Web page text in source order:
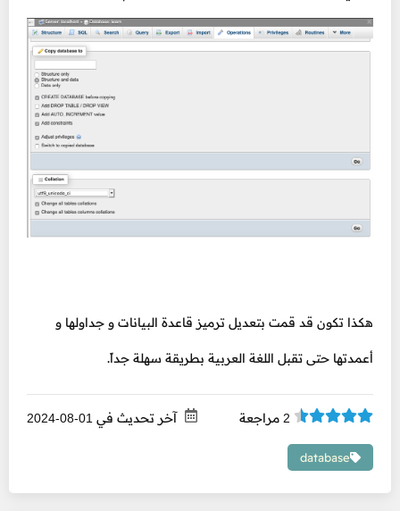
هكذا تكون قد قمت بتعديل ترميز قاعدة البيانات و جداولها و
أعمدتها حتى تقبل اللغة العربية بطريقة سهلة جداً.
2 مراجعة آخر تحديث في 01-08-2024
database